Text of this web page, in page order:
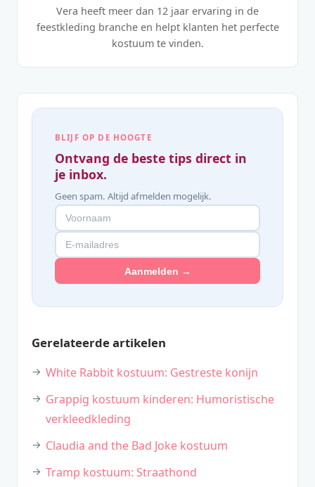
Vera heeft meer dan 12 jaar ervaring in de
feestkleding branche en helpt klanten het perfecte
kostuum te vinden.
BLIJF OP DE HOOGTE
Ontvang de beste tips direct in
je inbox.
Geen spam. Altijd afmelden mogelijk.
Aanmelden →
Gerelateerde artikelen
White Rabbit kostuum: Gestreste konijn
Grappig kostuum kinderen: Humoristische
verkleedkleding
Claudia and the Bad Joke kostuum
Tramp kostuum: Straathond